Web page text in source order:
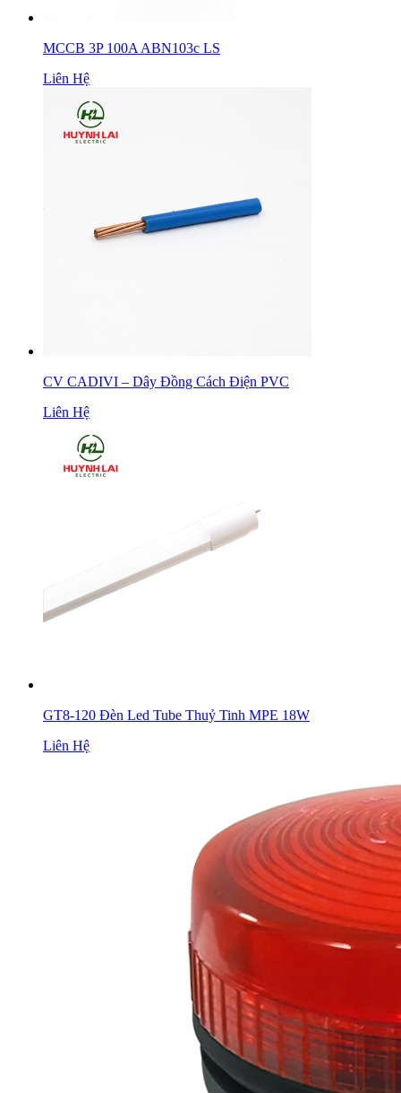
MCCB 3P 100A ABN103c LS
Liên Hệ
CV CADIVI – Dây Đồng Cách Điện PVC
Liên Hệ
GT8-120 Đèn Led Tube Thuỷ Tinh MPE 18W
Liên Hệ